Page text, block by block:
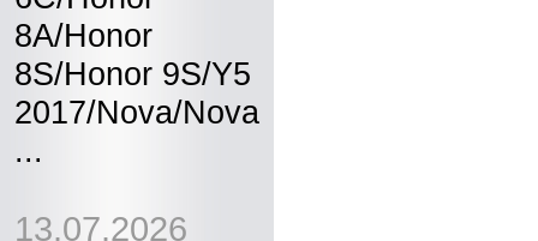
8A/Honor
8S/Honor 9S/Y5
2017/Nova/Nova
...
13.07.2026